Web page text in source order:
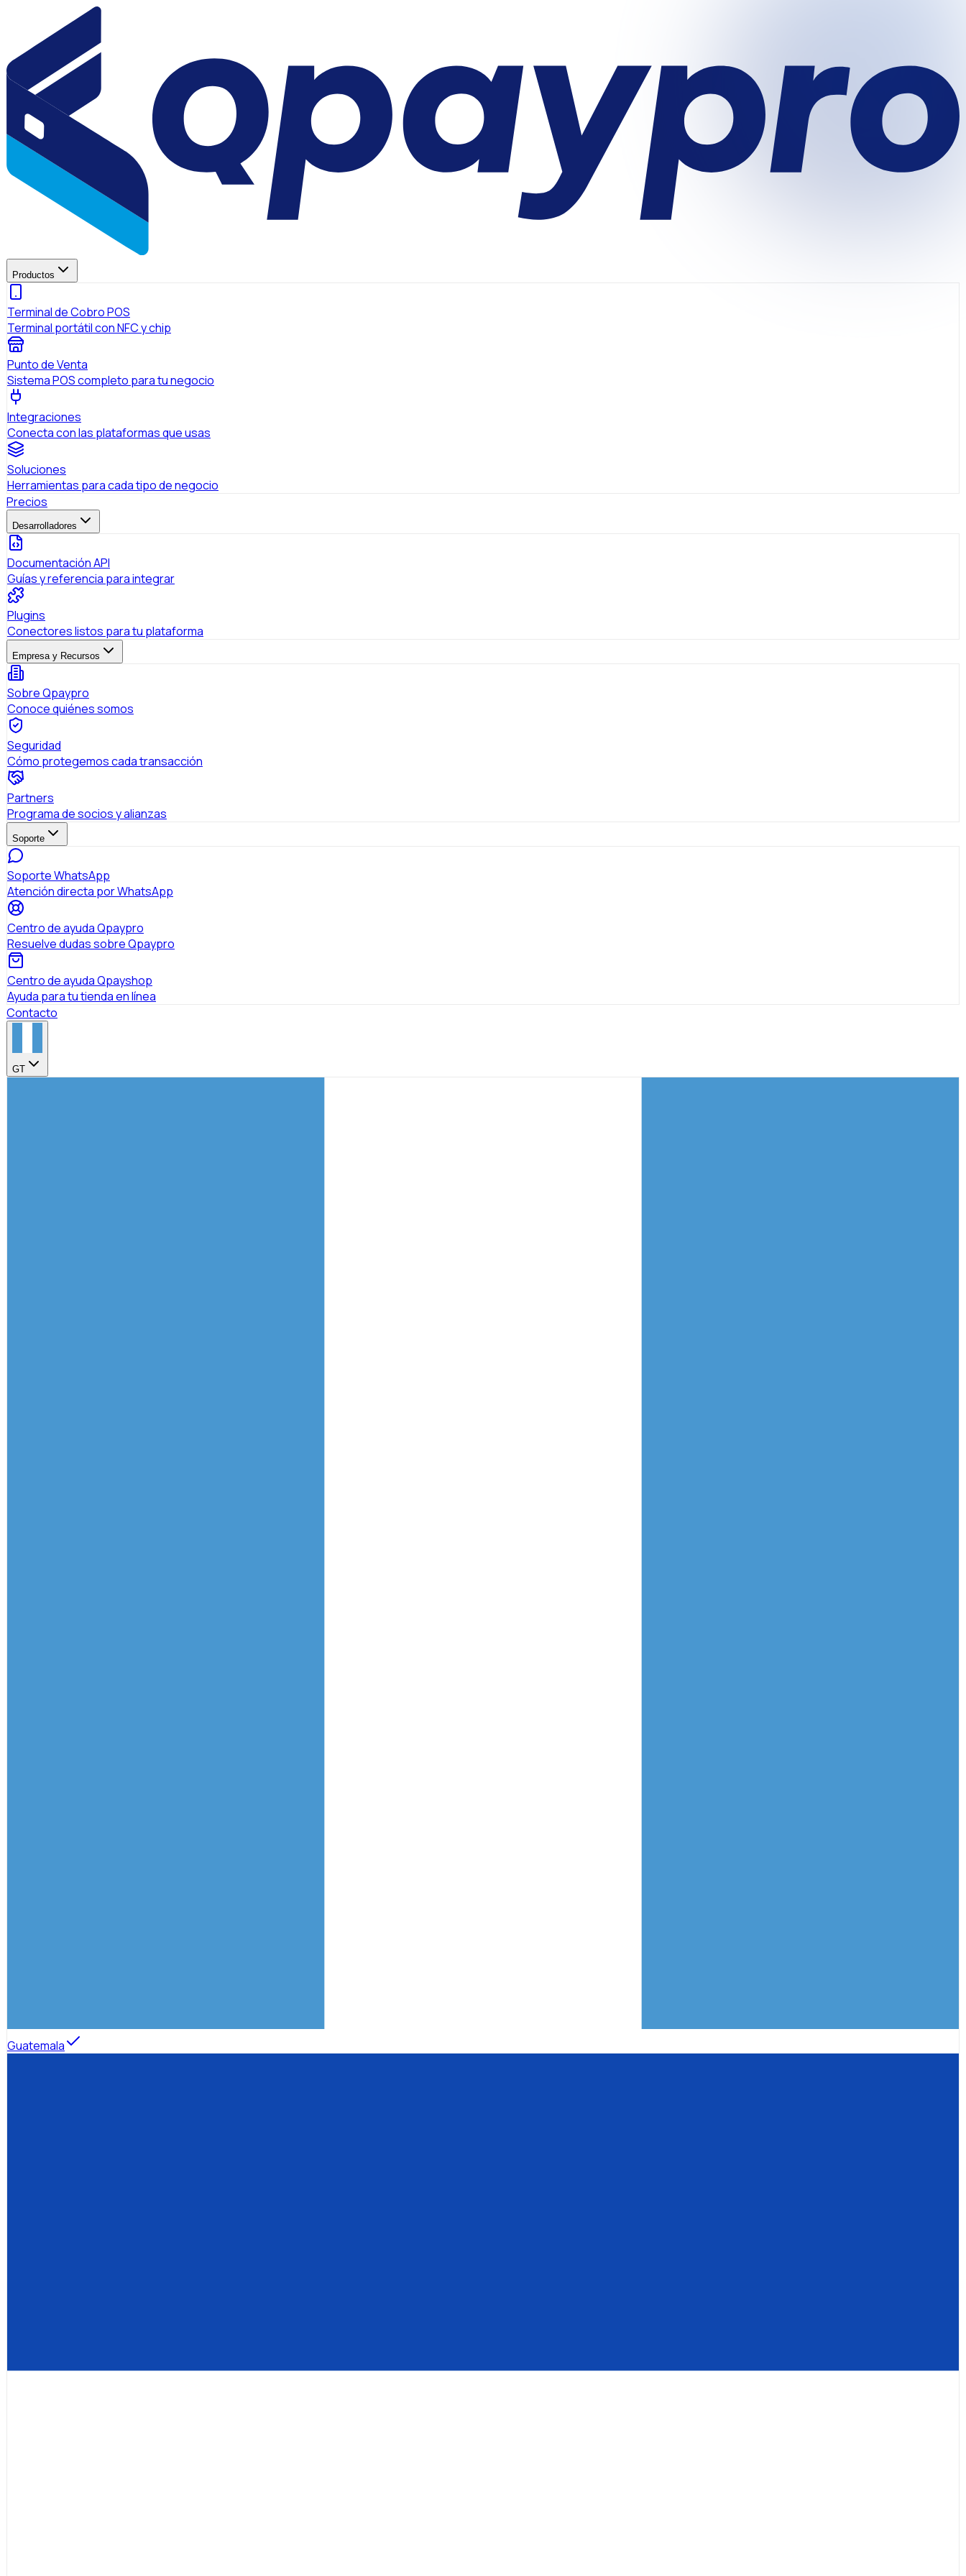
Productos
Terminal de Cobro POS
Terminal portátil con NFC y chip
Punto de Venta
Sistema POS completo para tu negocio
Integraciones
Conecta con las plataformas que usas
Soluciones
Herramientas para cada tipo de negocio
Precios
Desarrolladores
Documentación API
Guías y referencia para integrar
Plugins
Conectores listos para tu plataforma
Empresa y Recursos
Sobre Qpaypro
Conoce quiénes somos
Seguridad
Cómo protegemos cada transacción
Partners
Programa de socios y alianzas
Soporte
Soporte WhatsApp
Atención directa por WhatsApp
Centro de ayuda Qpaypro
Resuelve dudas sobre Qpaypro
Centro de ayuda Qpayshop
Ayuda para tu tienda en línea
Contacto
GT
Guatemala